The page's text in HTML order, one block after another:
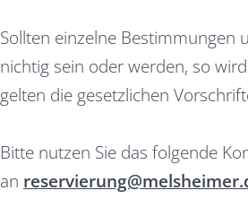
Sollten einzelne
nichtig sein oder werden, so
gelten die gesetzlichen
Bitte nutzen Sie das folgende
an